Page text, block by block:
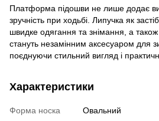
Платформа підошви не лише додає
зручність при ходьбі. Липучка як
швидке одягання та знімання, а також
стануть незамінним аксесуаром для
поєднуючи стильний вигляд і
Характеристики
Форма носка
Овальний